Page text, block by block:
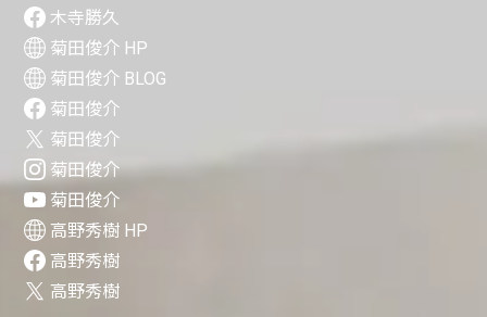
木寺勝久
菊田俊介 HP
菊田俊介 BLOG
菊田俊介
菊田俊介
菊田俊介
菊田俊介
高野秀樹 HP
高野秀樹
高野秀樹